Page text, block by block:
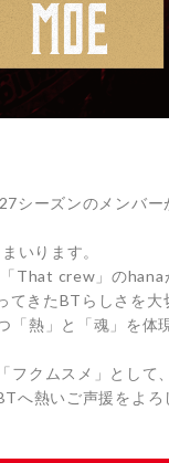
シーズンのメンバ
いります。
That crew」の
きたBTらしさを
「熱」と「魂」を体
クムスメ」として
へ熱いご声援をよろ